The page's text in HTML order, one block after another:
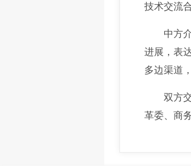
技术交流
中方介
进展，表
多边渠道
双方交
革委、商